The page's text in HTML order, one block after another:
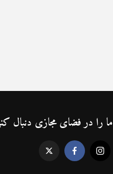
ما را در فضای مجازی دنبال